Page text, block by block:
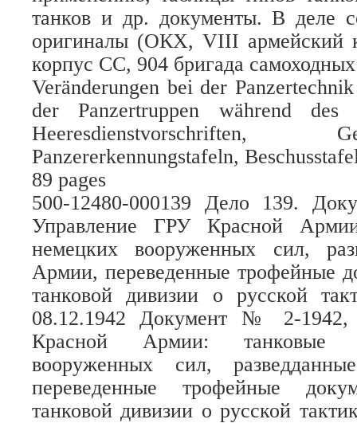
танков и др. документы. В деле
оригиналы (ОКХ, VIII армейский
корпус СС, 904 бригада
Veränderungen bei der
der Panzertruppen während des
Heeresdienstvorschriften,
Panzererkennungstafeln,
89 pages
500-12480-000139 Дело 139.
Управление ГРУ Красной
немецких вооруженных сил,
Армии, переведенные трофейные
танковой дивизии о русской
08.12.1942 Документ № 2-
Красной Армии: танковые
вооруженных сил,
переведенные трофейные
танковой дивизии о русской